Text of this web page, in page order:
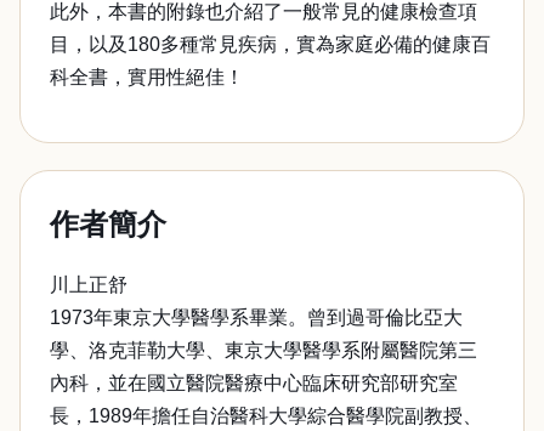
此外，本書的附錄也介紹了一般常見的健康檢查項
目，以及180多種常見疾病，實為家庭必備的健康百
科全書，實用性絕佳！
作者簡介
川上正舒
1973年東京大學醫學系畢業。曾到過哥倫比亞大
學、洛克菲勒大學、東京大學醫學系附屬醫院第三
內科，並在國立醫院醫療中心臨床研究部研究室
長，1989年擔任自治醫科大學綜合醫學院副教授、